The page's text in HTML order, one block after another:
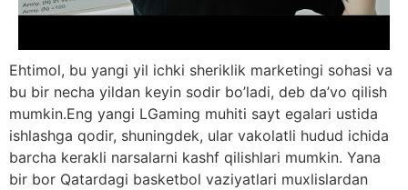
Ehtimol, bu yangi yil ichki sheriklik marketingi sohasi va
bu bir necha yildan keyin sodir bo’ladi, deb da’vo qilish
mumkin.Eng yangi LGaming muhiti sayt egalari ustida
ishlashga qodir, shuningdek, ular vakolatli hudud ichida
barcha kerakli narsalarni kashf qilishlari mumkin. Yana
bir bor Qatardagi basketbol vaziyatlari muxlislardan